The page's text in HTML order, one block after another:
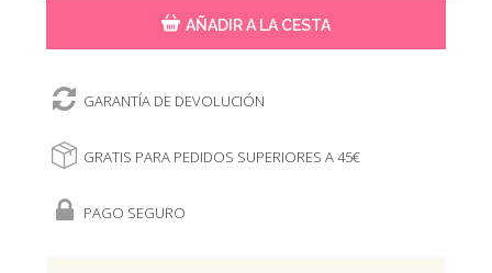
AÑADIR A LA CESTA
GARANTÍA DE DEVOLUCIÓN
GRATIS PARA PEDIDOS SUPERIORES A 45€
PAGO SEGURO